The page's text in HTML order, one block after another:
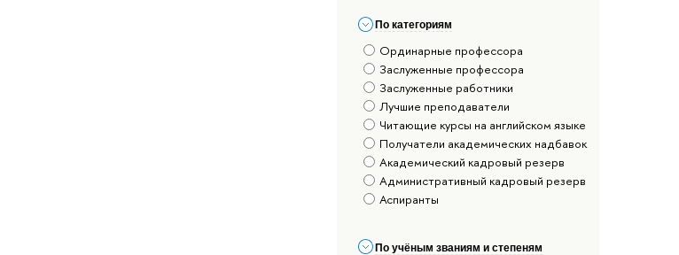
По категориям
Ординарные профессора
Заслуженные профессора
Заслуженные работники
Лучшие преподаватели
Читающие курсы на английском языке
Получатели академических надбавок
Академический кадровый резерв
Административный кадровый резерв
Аспиранты
По учёным званиям и степеням